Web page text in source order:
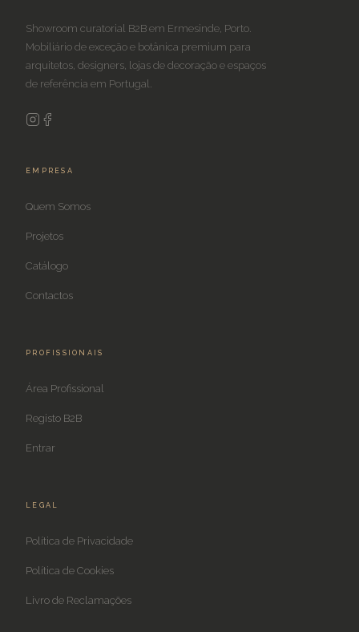
Showroom curatorial B2B em Ermesinde, Porto.
Mobiliário de exceção e botânica premium para
arquitetos, designers, lojas de decoração e espaços
de referência em Portugal.
EMPRESA
Quem Somos
Projetos
Catálogo
Contactos
PROFISSIONAIS
Área Profissional
Registo B2B
Entrar
LEGAL
Política de Privacidade
Política de Cookies
Livro de Reclamações